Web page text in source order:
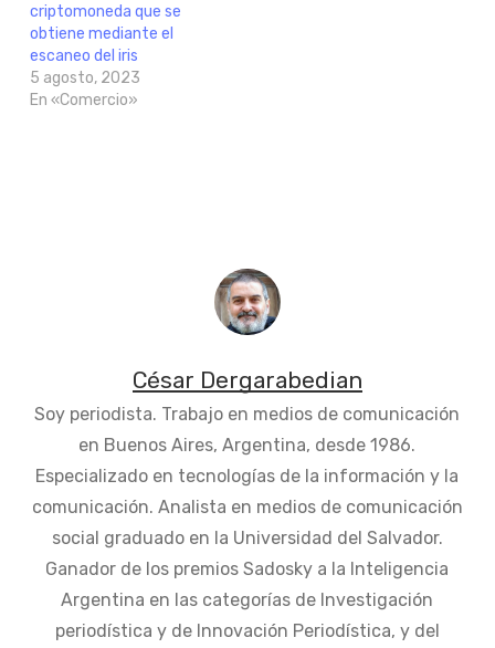
criptomoneda que se
obtiene mediante el
escaneo del iris
5 agosto, 2023
En «Comercio»
César Dergarabedian
Soy periodista. Trabajo en medios de comunicación
en Buenos Aires, Argentina, desde 1986.
Especializado en tecnologías de la información y la
comunicación. Analista en medios de comunicación
social graduado en la Universidad del Salvador.
Ganador de los premios Sadosky a la Inteligencia
Argentina en las categorías de Investigación
periodística y de Innovación Periodística, y del